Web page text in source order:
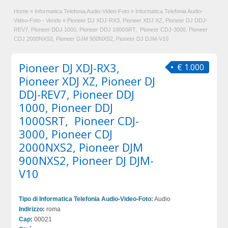
Home » Informatica Telefonia Audio-Video-Foto » Informatica Telefonia Audio-
Video-Foto - Vendo » Pioneer DJ XDJ-RX3, Pioneer XDJ XZ, Pioneer DJ DDJ-
REV7, Pioneer DDJ 1000, Pioneer DDJ 1000SRT, Pioneer CDJ-3000, Pioneer
CDJ 2000NXS2, Pioneer DJM 900NXS2, Pioneer DJ DJM-V10
€ 1.000
Pioneer DJ XDJ-RX3,
Pioneer XDJ XZ, Pioneer DJ
DDJ-REV7, Pioneer DDJ
1000, Pioneer DDJ
1000SRT, Pioneer CDJ-
3000, Pioneer CDJ
2000NXS2, Pioneer DJM
900NXS2, Pioneer DJ DJM-
V10
Tipo di Informatica Telefonia Audio-Video-Foto: Audio
Indirizzo: roma
Cap: 00021